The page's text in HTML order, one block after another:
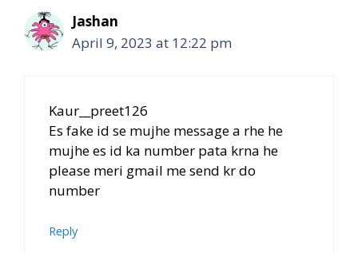
Jashan
April 9, 2023 at 12:22 pm
Kaur__preet126
Es fake id se mujhe message a rhe he
mujhe es id ka number pata krna he
please meri gmail me send kr do
number
Reply